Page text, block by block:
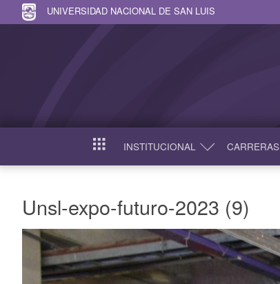
UNIVERSIDAD NACIONAL DE SAN LUIS
INICIO INSTITUCIONAL CARRERAS
Unsl-expo-futuro-2023 (9)